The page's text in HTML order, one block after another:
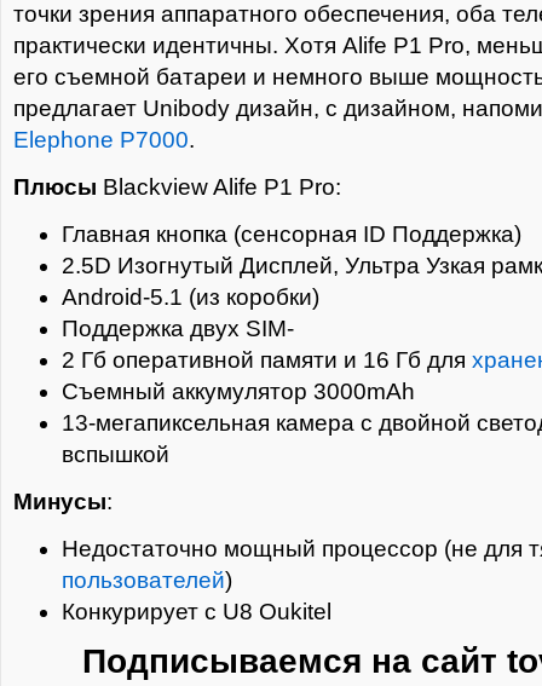
точки зрения аппаратного обеспечения, оба
практически идентичны. Хотя Alife P1 Pro,
его съемной батареи и немного выше
предлагает Unibody дизайн, с дизайном,
Elephone P7000.
Плюсы Blackview Alife P1 Pro:
Главная кнопка (сенсорная ID Поддержка)
2.5D Изогнутый Дисплей, Ультра Узкая
Android-5.1 (из коробки)
Поддержка двух SIM-
2 Гб оперативной памяти и 16 Гб для
Съемный аккумулятор 3000mAh
13-мегапиксельная камера с двойной
вспышкой
Минусы:
Недостаточно мощный процессор (не для
пользователей)
Конкурирует с U8 Oukitel
Подписываемся на сайт